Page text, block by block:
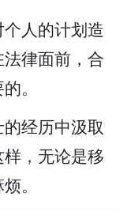
人的计划造
律面前，合
。
经历中汲取
，无论是移
。